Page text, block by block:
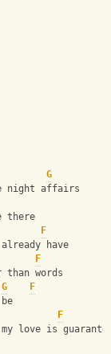
G
night affairs
there
F
have
F
words
G
F
F
love is